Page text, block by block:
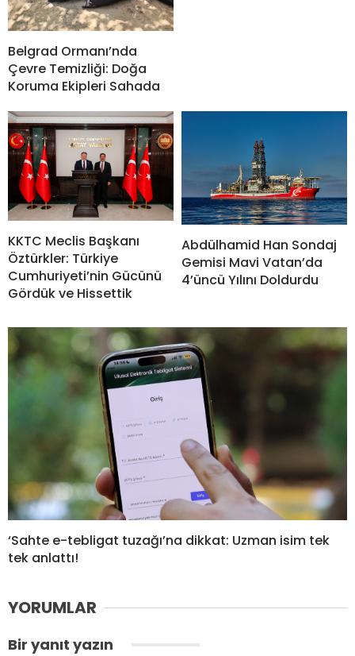
Belgrad Ormanı’nda
Çevre Temizliği: Doğa
Koruma Ekipleri Sahada
KKTC Meclis Başkanı
Öztürkler: Türkiye
Cumhuriyeti’nin Gücünü
Gördük ve Hissettik
Abdülhamid Han Sondaj
Gemisi Mavi Vatan’da
4’üncü Yılını Doldurdu
‘Sahte e-tebligat tuzağı’na dikkat: Uzman isim tek
tek anlattı!
YORUMLAR
Bir yanıt yazın